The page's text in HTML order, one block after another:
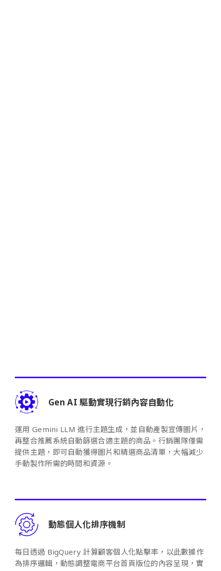
Gen AI 驅動實現行銷內容自動化
運用 Gemini LLM 進行主題生成，並自動產製宣傳圖片，
再整合推薦系統自動篩選合適主題的商品。行銷團隊僅需
提供主題，即可自動獲得圖片和精選商品清單，大幅減少
手動製作所需的時間和資源。
動態個人化排序機制
每日透過 BigQuery 計算顧客個人化點擊率，以此數據作
為排序邏輯，動態調整電商平台首頁版位的內容呈現，實